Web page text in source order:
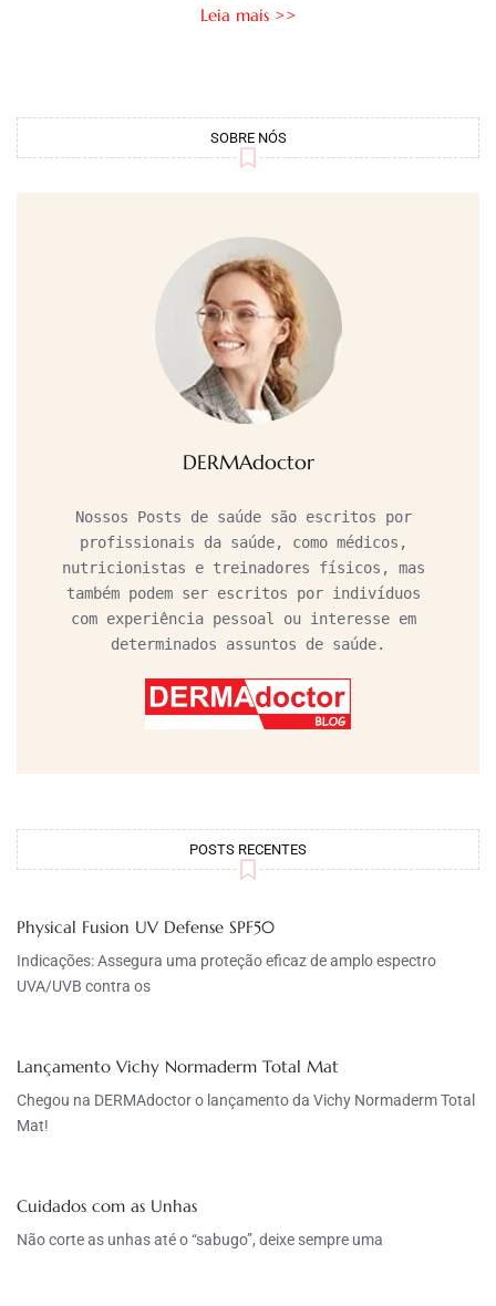
Leia mais >>
SOBRE NÓS
DERMAdoctor
Nossos Posts de saúde são escritos por
profissionais da saúde, como médicos,
nutricionistas e treinadores físicos, mas
também podem ser escritos por indivíduos
com experiência pessoal ou interesse em
determinados assuntos de saúde.
POSTS RECENTES
Physical Fusion UV Defense SPF50
Indicações: Assegura uma proteção eficaz de amplo espectro
UVA/UVB contra os
Lançamento Vichy Normaderm Total Mat
Chegou na DERMAdoctor o lançamento da Vichy Normaderm Total
Mat!
Cuidados com as Unhas
Não corte as unhas até o “sabugo”, deixe sempre uma